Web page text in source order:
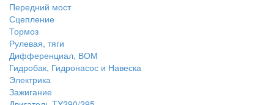
Передний мост
Сцепление
Тормоз
Рулевая, тяги
Дифференциал, ВОМ
Гидробак, Гидронасос и Навеска
Электрика
Зажигание